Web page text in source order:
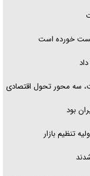
خورده است
سه محور تحول اقتصادی
بود
تنظیم بازار